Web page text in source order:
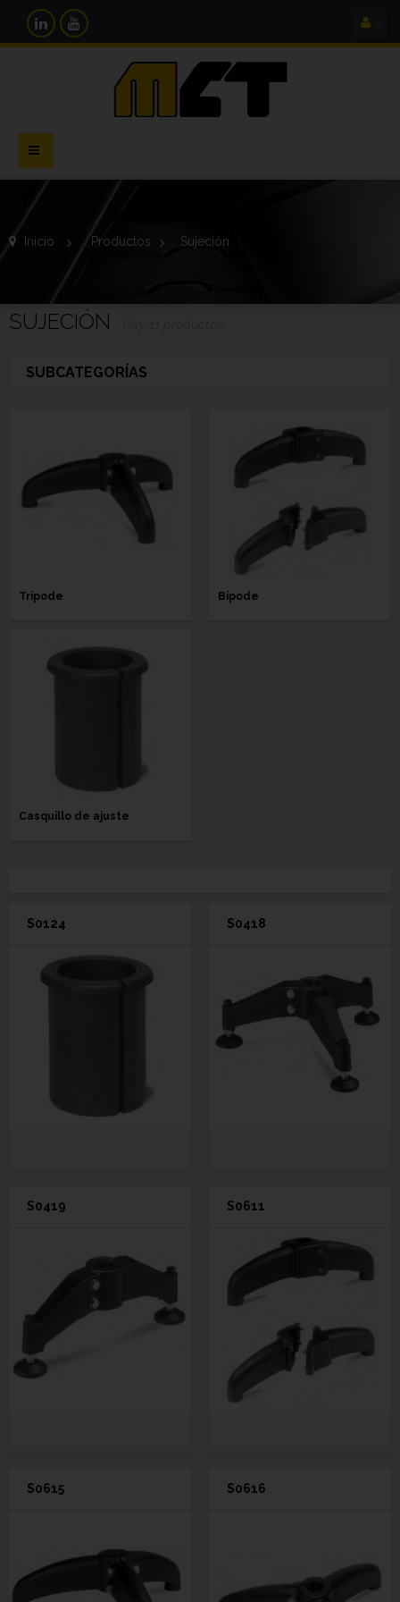
Navegación
Toggle
Inicio > Productos > Sujeción
SUJECIÓN
SUBCATEGORÍAS
Tripode Bipode
Casquillo de ajuste
S0124 S0418
S0419 S0611
S0615 S0616